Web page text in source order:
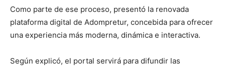
Como parte de ese proceso, presentó la renovada
plataforma digital de Adompretur, concebida para ofrecer
una experiencia más moderna, dinámica e interactiva.
Según explicó, el portal servirá para difundir las